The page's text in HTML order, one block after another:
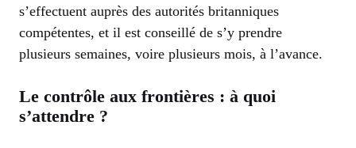
s’effectuent auprès des autorités britanniques
compétentes, et il est conseillé de s’y prendre
plusieurs semaines, voire plusieurs mois, à l’avance.
Le contrôle aux frontières : à quoi
s’attendre ?